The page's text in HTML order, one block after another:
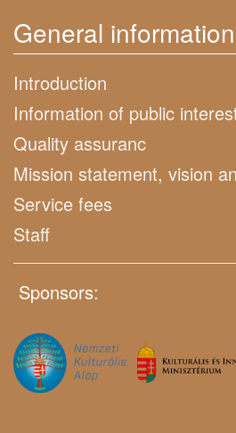
General information
Introduction
Information of public
Quality assuranc
Mission statement, vision
Service fees
Staff
Sponsors: